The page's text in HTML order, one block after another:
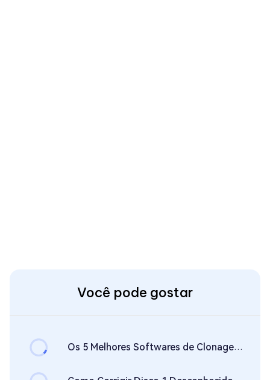
Você pode gostar
Os 5 Melhores Softwares de Clonagem de Disco em 2026: Qual Escolher?